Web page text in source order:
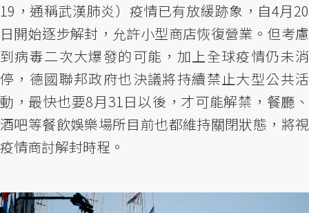
19，通稱武漢肺炎）疫情已有放緩跡象，自4月20
日開始逐步解封，允許小型商店恢復營業。但考慮
到病毒二次大爆發的可能，加上全球疫情仍未消
停，德國聯邦政府也決議將持續禁止大型公共活
動，最快也要8月31日以後，才可能解禁，餐廳、
酒吧等餐飲娛樂場所目前也都維持關閉狀態，將視
疫情商討解封時程。